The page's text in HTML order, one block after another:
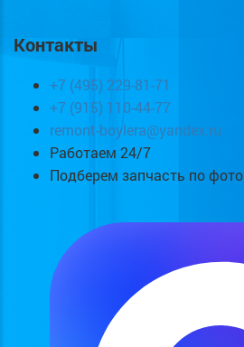
Контакты
+7 (495) 229-81-71
+7 (915) 110-44-77
remont-boylera@yandex.ru
Работаем 24/7
Подберем запчасть по фото